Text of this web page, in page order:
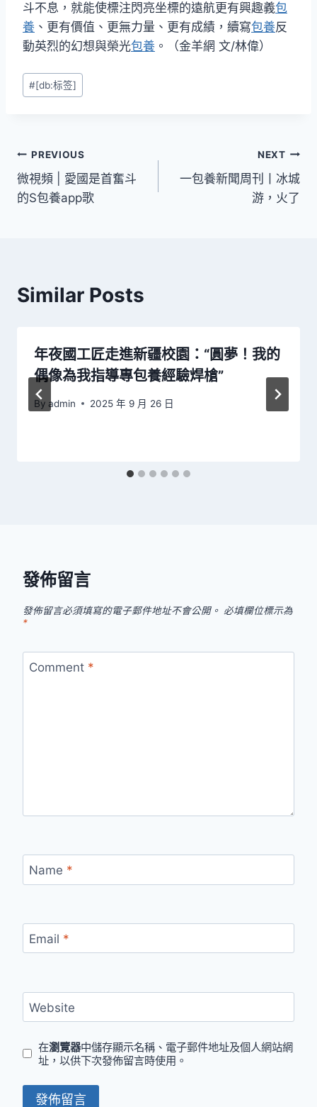
斗不息，就能使標注閃亮坐標的遠航更有興趣義包
養 、更有價值、更無力量、更有成績，續寫包養反
動英烈的幻想與榮光包養 。（金羊網 文/林偉）
Post
Tags:
#[db:标签]
文
章
PREVIOUS
微視頻 | 愛國是首奮斗
的S包養app歌
NEXT
一包養新聞周刊丨冰城
游，火了
Similar Posts
年夜國工匠走進新疆校園：“圓夢！我的
偶像為我指導專包養經驗焊槍”
By admin 2025 年 9 月 26 日
發佈留言
發佈留言必須填寫的電子郵件地址不會公開。 必填欄位標示為
*
Comment *
Name *
Email *
Website
在瀏覽器中儲存顯示名稱、電子郵件地址及個人網站網
址，以供下次發佈留言時使用。